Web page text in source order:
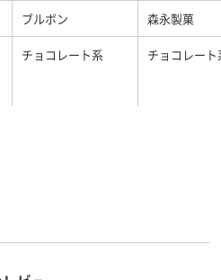
ブルボン 森永製菓
チョコレート系 チョコレート